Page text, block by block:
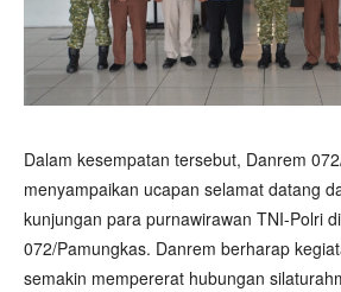
Dalam kesempatan tersebut, Danrem
menyampaikan ucapan selamat datang
kunjungan para purnawirawan TNI-Polri
072/Pamungkas. Danrem berharap
semakin mempererat hubungan